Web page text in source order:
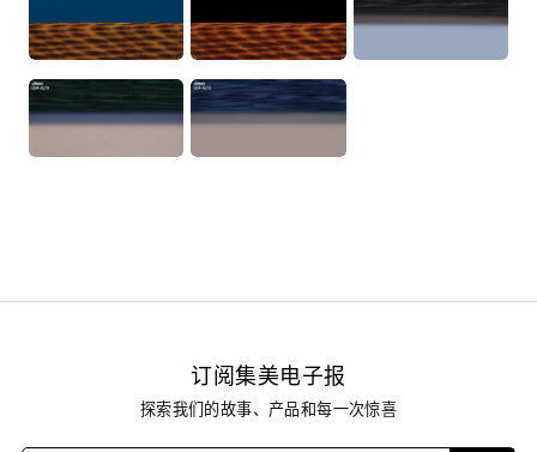
订阅集美电子报
探索我们的故事、产品和每一次惊喜